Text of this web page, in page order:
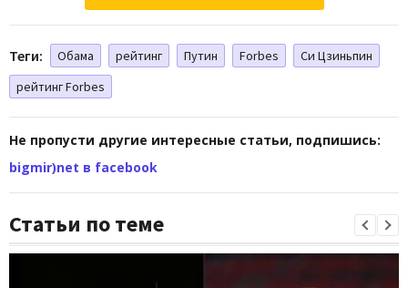
Теги: Обама рейтинг Путин Forbes
Си Цзиньпин
рейтинг Forbes
Не пропусти другие интересные статьи, подпишись:
bigmir)net в facebook
Статьи по теме